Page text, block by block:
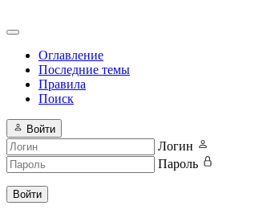
Оглавление
Последние темы
Правила
Поиск
Войти
Логин
Пароль
Войти